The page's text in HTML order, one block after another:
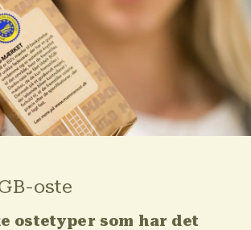
oste
ostetyper som har det